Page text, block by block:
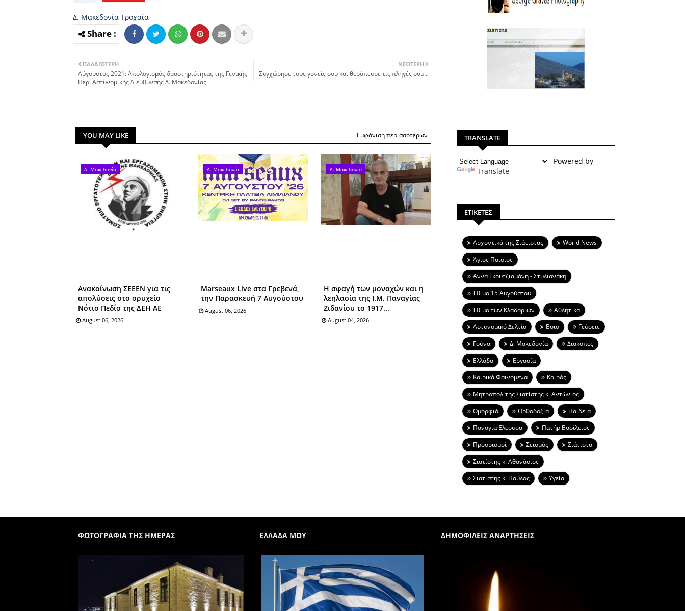
Δ. Μακεδονία Τροχαία
ΝΕΌΤΕΡΗ
Συγχώρησε τους γονείς σου και θεράπευσε τις πληγές σου...
ΠΑΛΑΙΌΤΕΡΗ
Αύγουστος 2021: Απολογισμός δραστηριότητας της Γενικής
Περ. Αστυνομικής Διεύθυνσης Δ. Μακεδονίας
YOU MAY LIKE Εμφάνιση περισσότερων
Δ. Μακεδονία
Ανακοίνωση ΣΕΕΕΝ για τις
απολύσεις στο ορυχείο
Νότιο Πεδίο της ΔΕΗ ΑΕ
August 06, 2026
Δ. Μακεδονία
Marseaux Live στα Γρεβενά,
την Παρασκευή 7 Αυγούστου
August 06, 2026
Δ. Μακεδονία
Η σφαγή των μοναχών και η
λεηλασία της Ι.Μ. Παναγίας
Ζιδανίου το 1917...
August 04, 2026
TRANSLATE
Powered by
Translate
ΕΤΙΚΕΤΕΣ
Aρχοντικά της Σιάτιστας
World News
Άγιος Παϊσιος
Άννα Γκουτζιαμάνη - Στυλιανάκη
Έθιμο 15 Αυγούστου
Έθιμο των Κλαδαριών
Αθλητικά
Αστυνομικό Δελτίο
Βοϊο
Γεύσεις
Γούνα
Δ. Μακεδονία
Διακοπές
Ελλάδα
Εργασία
Καιρικά Φαινόμενα
Καιρός
Μητροπολίτης Σιατίστης κ. Αντώνιος
Ομορφιά
Ορθοδοξία
Παιδεία
Παναγια Ελεουσα
Πατήρ Βασίλειος
Προορισμοί
Σεισμός
Σιάτιστα
Σιατίστης κ. Αθανάσιος
Σιατίστης κ. Παύλος
Υγεία
ΦΩΤΟΓΡΑΦΙΑ ΤΗΣ ΗΜΕΡΑΣ ΕΛΛΑΔΑ ΜΟΥ ΔΗΜΟΦΙΛΕΙΣ ΑΝΑΡΤΗΣΕΙΣ